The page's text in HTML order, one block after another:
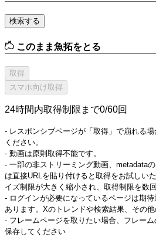
検索する
このまま魚拓をとる
24時間内取得制限まで0/60回
- レスポンシブページが「取得」で崩れる
ください。
- 動画は原則取得不能です。
- 一部の非ストリーミング動画、metadata
は直接URLを貼り付けると取得をお試しい
イズ制限が大きく縮小され、取得制限を数
- ログインが必要になっているページは期
あります。Xのトレンドや検索結果、その他
- フレームページを取りたい場合、フレー
保存してください